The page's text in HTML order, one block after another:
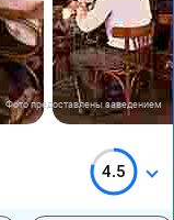
Фото предоставлены заведением
4.5